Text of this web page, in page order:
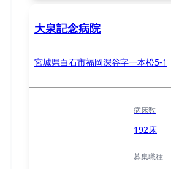
大泉記念病院
宮城県白石市福岡深谷字一本松5-1
病床数
192床
募集職種